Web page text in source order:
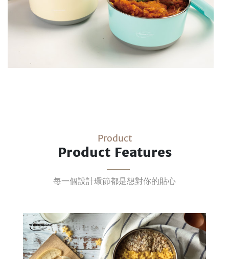
Product
Product Features
每一個設計環節都是想對你的貼心